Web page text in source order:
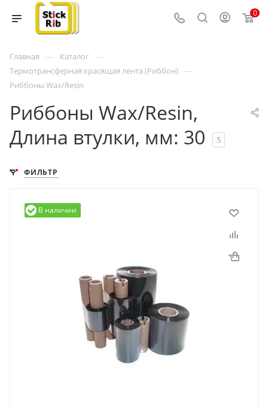
0
Главная — Каталог —
Термотрансферная красящая лента (Риббон) —
Риббоны Wax/Resin
Риббоны Wax/Resin,
Длина втулки, мм: 30
5
ФИЛЬТР
В наличии